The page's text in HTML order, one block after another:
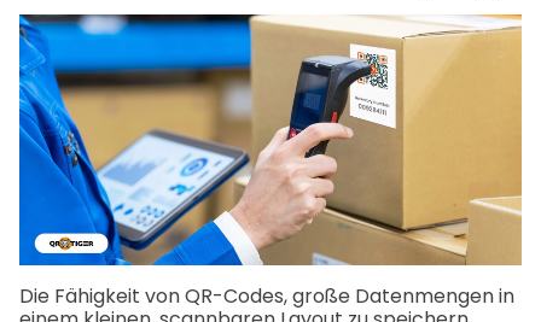
Die Fähigkeit von QR-Codes, große Datenmengen in